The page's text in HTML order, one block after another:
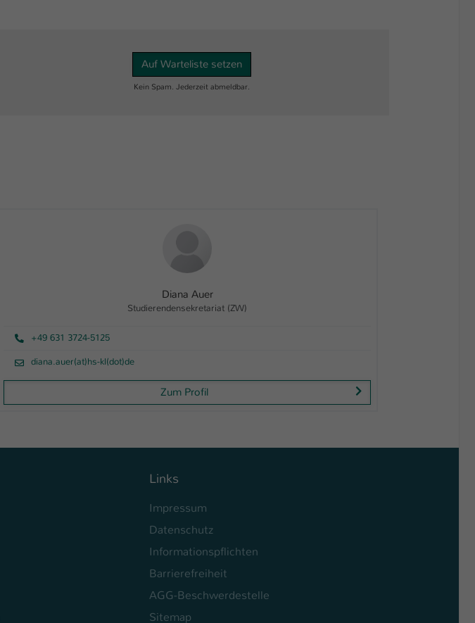
Auf Warteliste setzen
Kein Spam. Jederzeit abmeldbar.
Diana Auer
Studierendensekretariat (ZW)
+49 631 3724-5125
diana.auer(at)hs-kl(dot)de
Zum Profil
Links
Impressum
Datenschutz
Informationspflichten
Barrierefreiheit
AGG-Beschwerdestelle
Sitemap